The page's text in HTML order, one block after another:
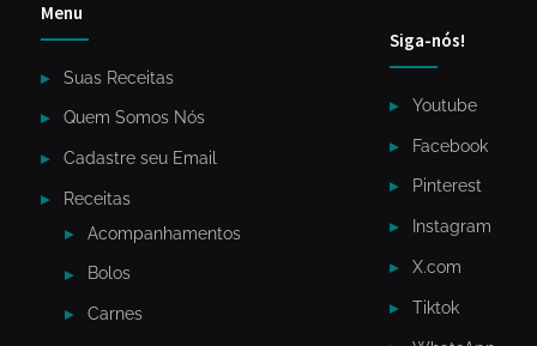
Menu
Suas Receitas
Quem Somos Nós
Cadastre seu Email
Receitas
Acompanhamentos
Bolos
Carnes
Siga-nós!
Youtube
Facebook
Pinterest
Instagram
X.com
Tiktok